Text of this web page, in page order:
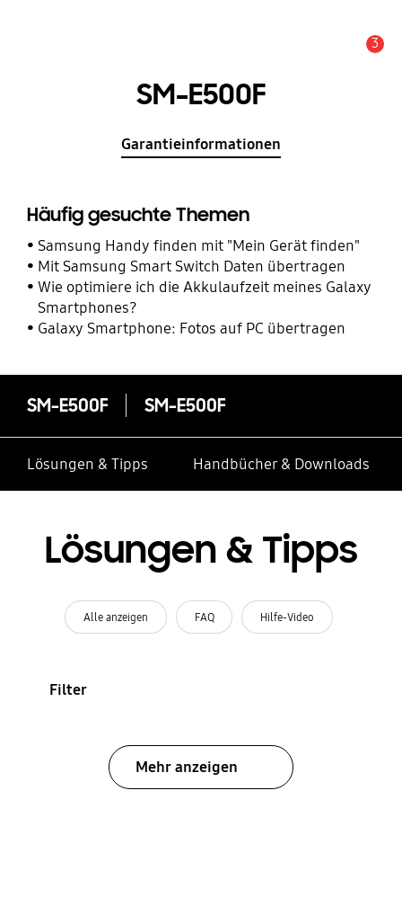
3
SM-E500F
Garantieinformationen
Häufig gesuchte Themen
Samsung Handy finden mit "Mein Gerät finden"
Mit Samsung Smart Switch Daten übertragen
Wie optimiere ich die Akkulaufzeit meines Galaxy
Smartphones?
Galaxy Smartphone: Fotos auf PC übertragen
SM-E500F SM-E500F
Lösungen & Tipps Handbücher & Downloads
Lösungen & Tipps
Alle anzeigen FAQ Hilfe-Video
Filter
Mehr anzeigen